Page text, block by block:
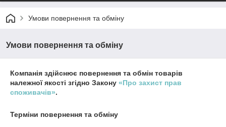
Умови повернення та обміну
Умови повернення та обміну
Компанія здійснює повернення та обмін товарів
належної якості згідно Закону «Про захист прав
споживачів».
Терміни повернення та обміну